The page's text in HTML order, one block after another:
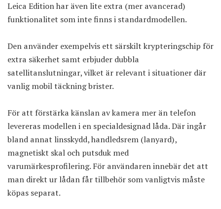
Leica Edition har även lite extra (mer avancerad)
funktionalitet som inte finns i standardmodellen.
Den använder exempelvis ett särskilt krypteringschip för
extra säkerhet samt erbjuder dubbla
satellitanslutningar, vilket är relevant i situationer där
vanlig mobil täckning brister.
För att förstärka känslan av kamera mer än telefon
levereras modellen i en specialdesignad låda. Där ingår
bland annat linsskydd, handledsrem (lanyard),
magnetiskt skal och putsduk med
varumärkesprofilering. För användaren innebär det att
man direkt ur lådan får tillbehör som vanligtvis måste
köpas separat.